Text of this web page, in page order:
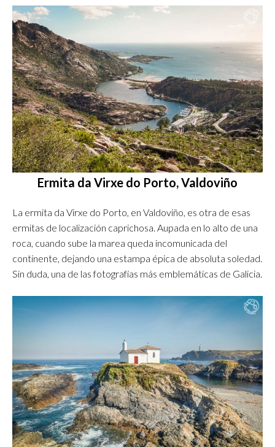
Ermita da Virxe do Porto, Valdoviño
La ermita da Virxe do Porto, en Valdoviño, es otra de esas
ermitas de localización caprichosa. Aupada en lo alto de una
roca, cuando sube la marea queda incomunicada del
continente, dejando una estampa épica de absoluta soledad.
Sin duda, una de las fotografías más emblemáticas de Galicia.